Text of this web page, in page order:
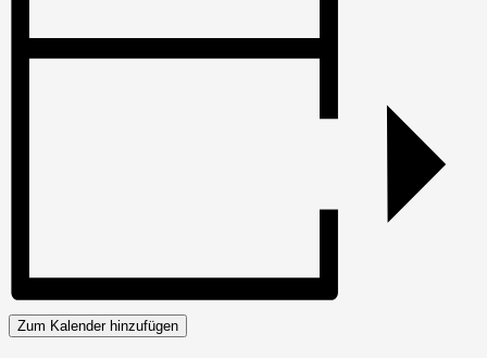
Zum Kalender hinzufügen